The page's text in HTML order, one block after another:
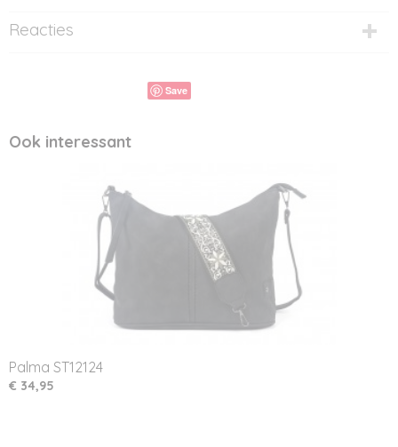
Reacties
Save
Ook interessant
Palma ST12124
€ 34,95